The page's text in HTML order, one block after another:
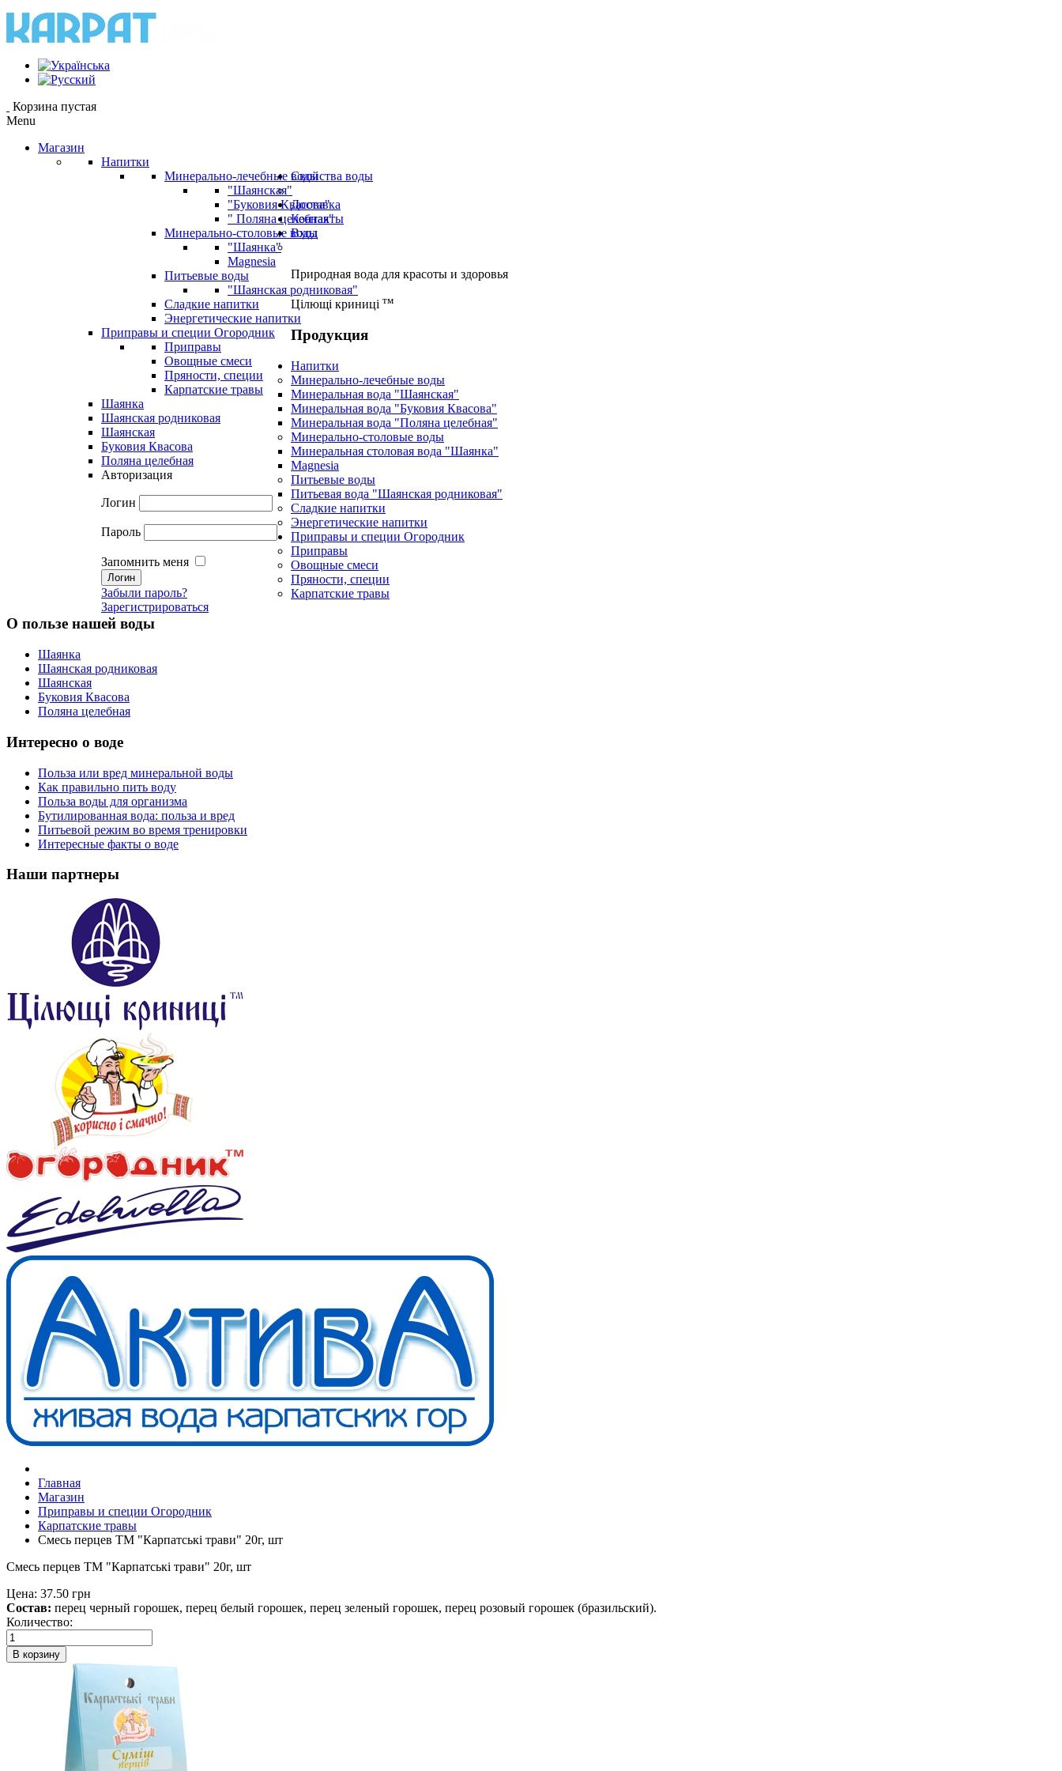
Корзина пустая
Menu
Магазин
Напитки
Минерально-лечебные воды
"Шаянская"
"Буковия Квасова"
" Поляна целебная"
Минерально-столовые воды
"Шаянка"
Magnesia
Питьевые воды
"Шаянская родниковая"
Сладкие напитки
Энергетические напитки
Приправы и специи Огородник
Приправы
Овощные смеси
Пряности, специи
Карпатские травы
Свойства воды
Шаянка
Шаянская родниковая
Шаянская
Буковия Квасова
Поляна целебная
Доставка
Контакты
Вход
Авторизация
Логин
Пароль
Запомнить меня
Забыли пароль?
Зарегистрироваться
Природная вода для красоты и здоровья
Цілющі криниці тм
Продукция
Напитки
Минерально-лечебные воды
Минеральная вода "Шаянская"
Минеральная вода "Буковия Квасова"
Минеральная вода "Поляна целебная"
Минерально-столовые воды
Минеральная столовая вода "Шаянка"
Magnesia
Питьевые воды
Питьевая вода "Шаянская родниковая"
Сладкие напитки
Энергетические напитки
Приправы и специи Огородник
Приправы
Овощные смеси
Пряности, специи
Карпатские травы
О пользе нашей воды
Шаянка
Шаянская родниковая
Шаянская
Буковия Квасова
Поляна целебная
Интересно о воде
Польза или вред минеральной воды
Как правильно пить воду
Польза воды для организма
Бутилированная вода: польза и вред
Питьевой режим во время тренировки
Интересные факты о воде
Наши партнеры
Главная
Магазин
Приправы и специи Огородник
Карпатские травы
Смесь перцев ТМ "Карпатські трави" 20г, шт
Смесь перцев ТМ "Карпатські трави" 20г, шт
Цена: 37.50 грн
Состав: перец черный горошек, перец белый горошек, перец зеленый горошек, перец розовый горошек (бразильский).
Количество:
В корзину